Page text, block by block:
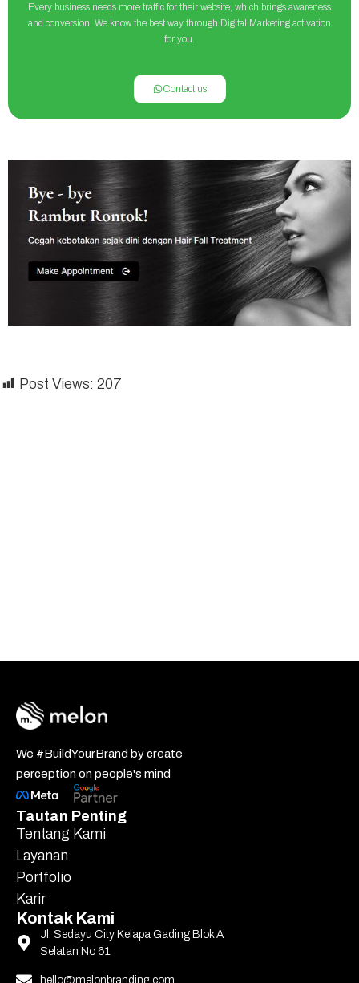
Every business needs more traffic for their website, which brings awareness
and conversion. We know the best way through Digital Marketing activation
for you.
Contact us
Post Views: 207
We #BuildYourBrand by create
perception on people's mind
Tautan Penting
Tentang Kami
Layanan
Portfolio
Karir
Kontak Kami
Jl. Sedayu City Kelapa Gading Blok A
Selatan No 61
hello@melonbranding.com